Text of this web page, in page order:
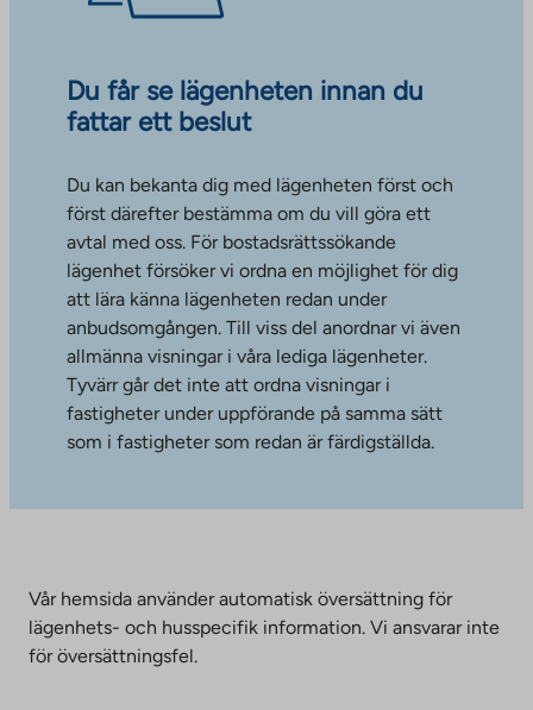
Du får se lägenheten innan du
fattar ett beslut
Du kan bekanta dig med lägenheten först och
först därefter bestämma om du vill göra ett
avtal med oss. För bostadsrättssökande
lägenhet försöker vi ordna en möjlighet för dig
att lära känna lägenheten redan under
anbudsomgången. Till viss del anordnar vi även
allmänna visningar i våra lediga lägenheter.
Tyvärr går det inte att ordna visningar i
fastigheter under uppförande på samma sätt
som i fastigheter som redan är färdigställda.
Vår hemsida använder automatisk översättning för
lägenhets- och husspecifik information. Vi ansvarar inte
för översättningsfel.